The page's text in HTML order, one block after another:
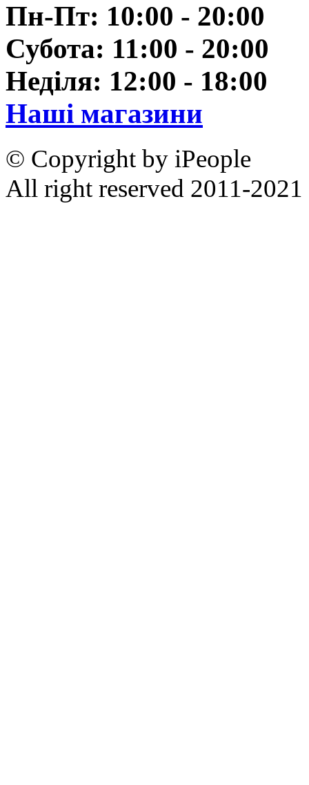
Пн-Пт: 10:00 - 20:00
Субота: 11:00 - 20:00
Неділя: 12:00 - 18:00
Наші магазини
© Copyright by iPeople
All right reserved 2011-2021